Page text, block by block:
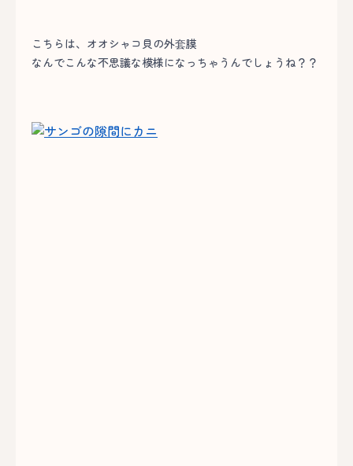
こちらは、オオシャコ貝の外套膜
なんでこんな不思議な模様になっちゃうんでしょうね？？